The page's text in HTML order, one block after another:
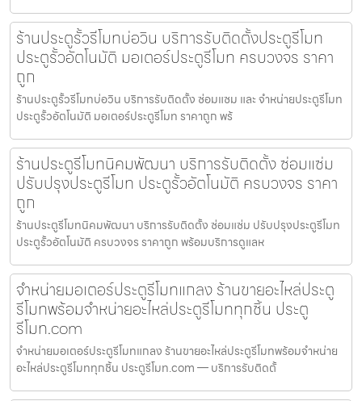
ร้านประตูรั้วรีโมทบ่อวิน บริการรับติดตั้งประตูรีโมท
ประตูรั้วอัตโนมัติ มอเตอร์ประตูรีโมท ครบวงจร ราคา
ถูก
ร้านประตูรั้วรีโมทบ่อวิน บริการรับติดตั้ง ซ่อมแซม และ จำหน่ายประตูรีโมท
ประตูรั้วอัตโนมัติ มอเตอร์ประตูรีโมท ราคาถูก พร้
ร้านประตูรีโมทนิคมพัฒนา บริการรับติดตั้ง ซ่อมแซ่ม
ปรับปรุงประตูรีโมท ประตูรั้วอัตโนมัติ ครบวงจร ราคา
ถูก
ร้านประตูรีโมทนิคมพัฒนา บริการรับติดตั้ง ซ่อมแซ่ม ปรับปรุงประตูรีโมท
ประตูรั้วอัตโนมัติ ครบวงจร ราคาถูก พร้อมบริการดูแลห
จำหน่ายมอเตอร์ประตูรีโมทแกลง ร้านขายอะไหล่ประตู
รีโมทพร้อมจำหน่ายอะไหล่ประตูรีโมททุกชิ้น ประตู
รีโมท.com
จำหน่ายมอเตอร์ประตูรีโมทแกลง ร้านขายอะไหล่ประตูรีโมทพร้อมจำหน่าย
อะไหล่ประตูรีโมททุกชิ้น ประตูรีโมท.com — บริการรับติดตั้